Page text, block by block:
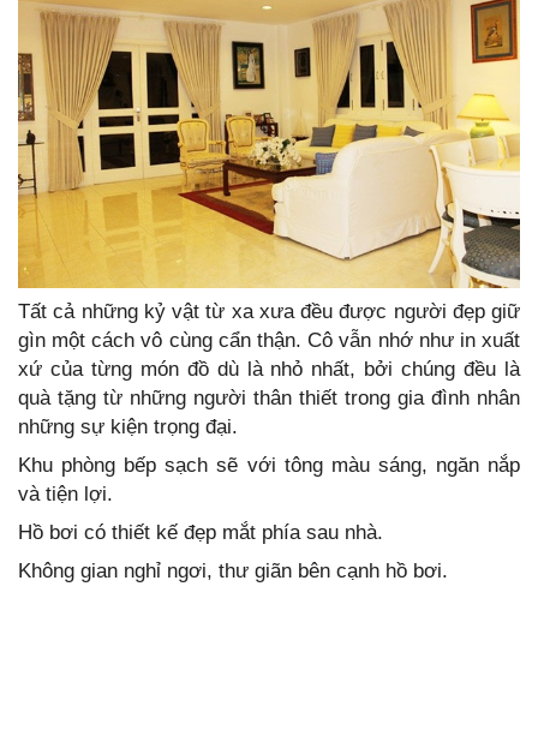
Tất cả những kỷ vật từ xa xưa đều được người đẹp giữ
gìn một cách vô cùng cẩn thận. Cô vẫn nhớ như in xuất
xứ của từng món đồ dù là nhỏ nhất, bởi chúng đều là
quà tặng từ những người thân thiết trong gia đình nhân
những sự kiện trọng đại.
Khu phòng bếp sạch sẽ với tông màu sáng, ngăn nắp
và tiện lợi.
Hồ bơi có thiết kế đẹp mắt phía sau nhà.
Không gian nghỉ ngơi, thư giãn bên cạnh hồ bơi.